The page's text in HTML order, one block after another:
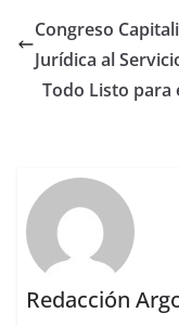
Congreso
Jurídica al
Todo Listo para
Redacción